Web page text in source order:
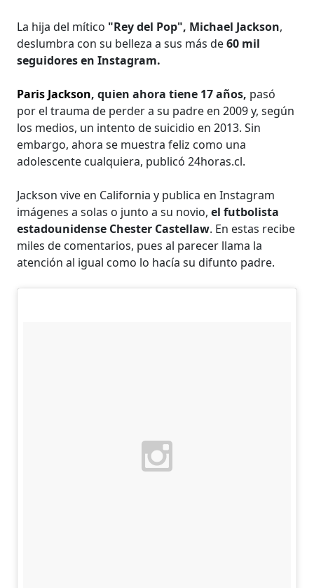
La hija del mítico "Rey del Pop", Michael Jackson,
deslumbra con su belleza a sus más de60 mil
seguidores en Instagram.
Paris Jackson, quien ahora tiene 17 años, pasó
por el trauma de perder a su padre en 2009 y, según
los medios, un intento de suicidio en 2013. Sin
embargo, ahora se muestra feliz como una
adolescente cualquiera, publicó 24horas.cl.
Jackson vive en California y publica en Instagram
imágenes a solas o junto a su novio,el futbolista
estadounidense Chester Castellaw. En estas recibe
miles de comentarios, pues al parecer llama la
atención al igual como lo hacía su difunto padre.